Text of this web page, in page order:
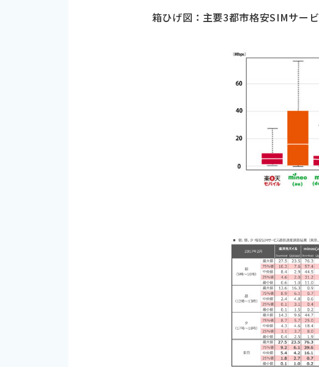
箱ひげ図：主要3都市格安SIMサー